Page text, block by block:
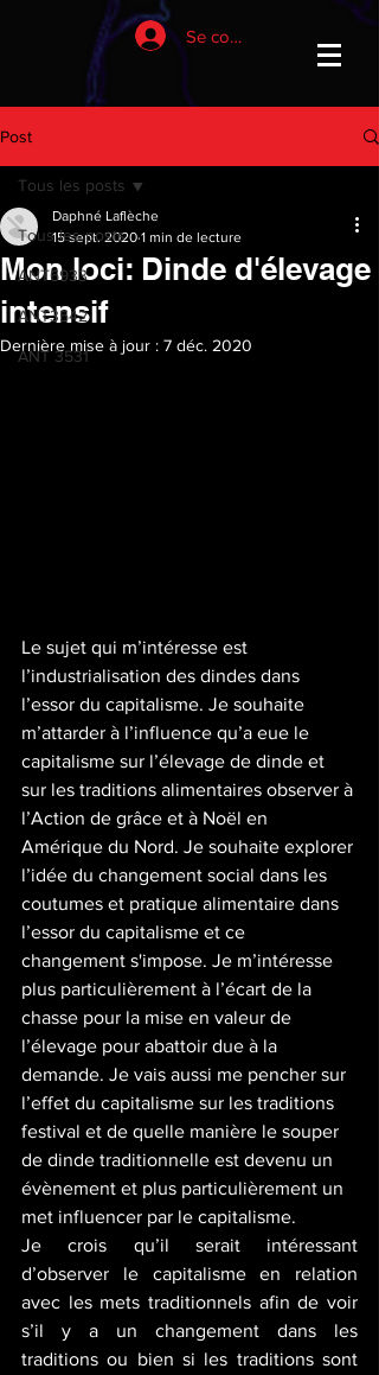
Se connecter
Post
Tous les posts
ANT6933
ANT3542
ANT 3531
Tous les posts
Mon loci: Dinde d'élevage
intensif
Daphné Laflèche
15 sept. 2020 1 min de lecture
Dernière mise à jour : 7 déc. 2020
Le sujet qui m’intéresse est
l’industrialisation des dindes dans
l’essor du capitalisme. Je souhaite
m’attarder à l’influence qu’a eue le
capitalisme sur l’élevage de dinde et
sur les traditions alimentaires observer à
l’Action de grâce et à Noël en
Amérique du Nord. Je souhaite explorer
l’idée du changement social dans les
coutumes et pratique alimentaire dans
l’essor du capitalisme et ce
changement s'impose. Je m’intéresse
plus particulièrement à l’écart de la
chasse pour la mise en valeur de
l’élevage pour abattoir due à la
demande. Je vais aussi me pencher sur
l’effet du capitalisme sur les traditions
festival et de quelle manière le souper
de dinde traditionnelle est devenu un
évènement et plus particulièrement un
met influencer par le capitalisme.
Je crois qu’il serait intéressant
d’observer le capitalisme en relation
avec les mets traditionnels afin de voir
s’il y a un changement dans les
traditions ou bien si les traditions sont